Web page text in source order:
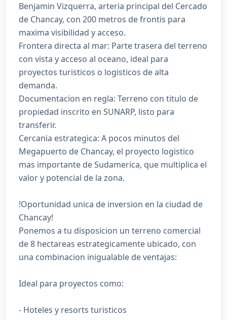
Benjamin Vizquerra, arteria principal del Cercado
de Chancay, con 200 metros de frontis para
maxima visibilidad y acceso.
Frontera directa al mar: Parte trasera del terreno
con vista y acceso al oceano, ideal para
proyectos turisticos o logisticos de alta
demanda.
Documentacion en regla: Terreno con titulo de
propiedad inscrito en SUNARP, listo para
transferir.
Cercania estrategica: A pocos minutos del
Megapuerto de Chancay, el proyecto logistico
mas importante de Sudamerica, que multiplica el
valor y potencial de la zona.
!Oportunidad unica de inversion en la ciudad de
Chancay!
Ponemos a tu disposicion un terreno comercial
de 8 hectareas estrategicamente ubicado, con
una combinacion inigualable de ventajas:
Ideal para proyectos como:
- Hoteles y resorts turisticos